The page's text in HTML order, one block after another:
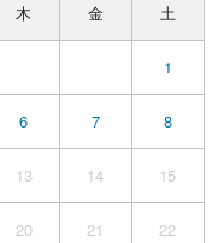
木 金 土
1
6 7 8
13 14 15
20 21 22